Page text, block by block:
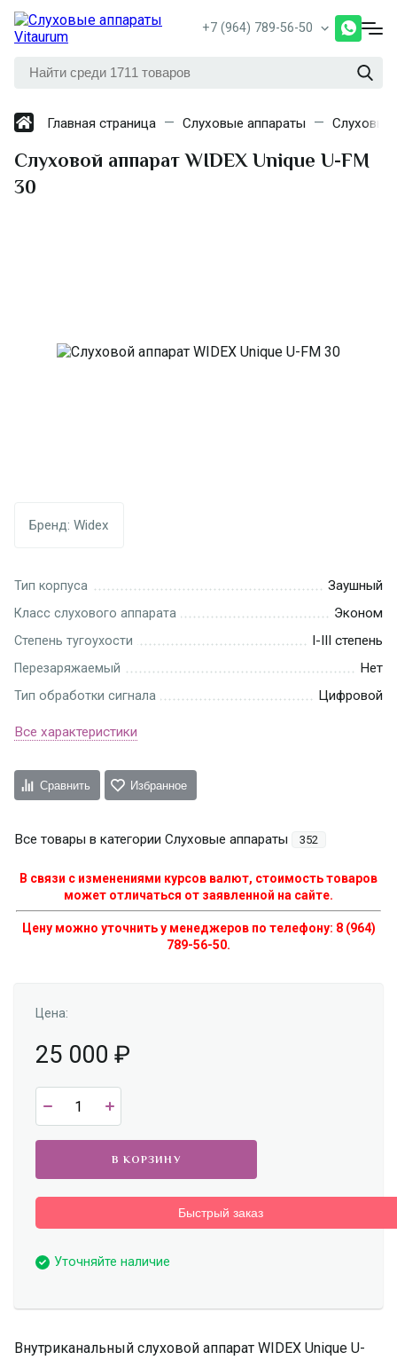
+7 (964) 789-56-50
Главная страница Слуховые аппараты Слуховые
Слуховой аппарат WIDEX Unique U-FM
30
Бренд: Widex
Тип корпуса Заушный
Класс слухового аппарата Эконом
Степень тугоухости I-III степень
Перезаряжаемый Нет
Тип обработки сигнала Цифровой
Все характеристики
Сравнить Избранное
Все товары в категории Слуховые аппараты 352
В связи с изменениями курсов валют, стоимость товаров
может отличаться от заявленной на сайте.
Цену можно уточнить у менеджеров по телефону: 8 (964)
789-56-50.
Цена:
25 000 ₽
В КОРЗИНУ
Быстрый заказ
Уточняйте наличие
Внутриканальный слуховой аппарат WIDEX Unique U-